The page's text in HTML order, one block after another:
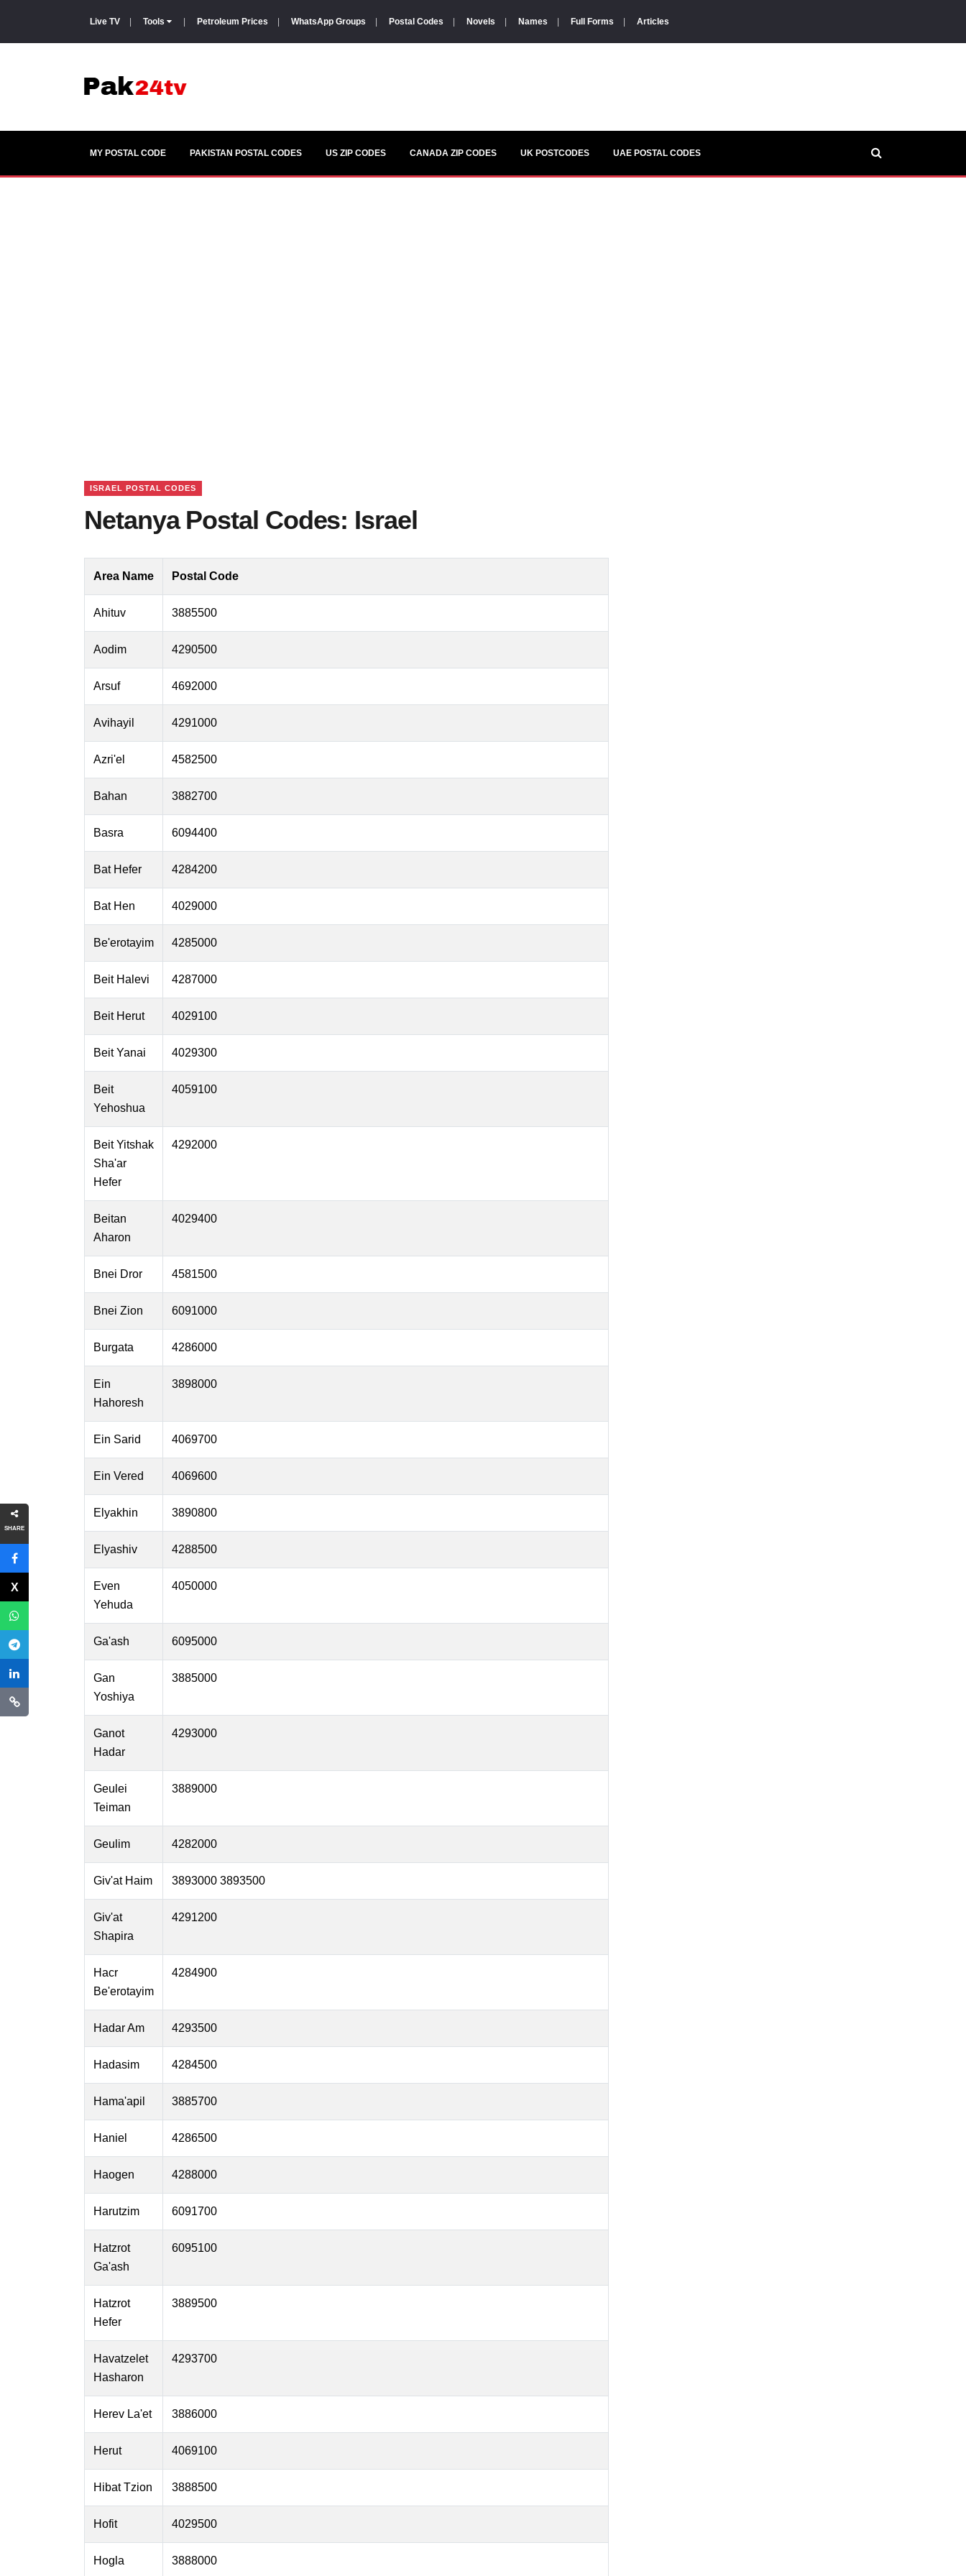
Live TV Tools Petroleum Prices WhatsApp Groups Postal Codes Novels Names Full Forms Articles
SHARE
MY POSTAL CODE PAKISTAN POSTAL CODES US ZIP CODES CANADA ZIP CODES UK POSTCODES UAE POSTAL CODES
ISRAEL POSTAL CODES
Netanya Postal Codes: Israel
Area Name Postal Code
Ahituv 3885500
Aodim 4290500
Arsuf 4692000
Avihayil 4291000
Azri'el 4582500
Bahan 3882700
Basra 6094400
Bat Hefer 4284200
Bat Hen 4029000
Be'erotayim 4285000
Beit Halevi 4287000
Beit Herut 4029100
Beit Yanai 4029300
Beit
Yehoshua
4059100
Beit Yitshak
Sha'ar
Hefer
4292000
Beitan
Aharon
4029400
Bnei Dror 4581500
Bnei Zion 6091000
Burgata 4286000
Ein
Hahoresh
3898000
Ein Sarid 4069700
Ein Vered 4069600
Elyakhin 3890800
Elyashiv 4288500
Even
Yehuda
4050000
Ga'ash 6095000
Gan
Yoshiya
3885000
Ganot
Hadar
4293000
Geulei
Teiman
3889000
Geulim 4282000
Giv'at Haim 3893000 3893500
Giv'at
Shapira
4291200
Hacr
Be'erotayim
4284900
Hadar Am 4293500
Hadasim 4284500
Hama'apil 3885700
Haniel 4286500
Haogen 4288000
Harutzim 6091700
Hatzrot
Ga'ash
6095100
Hatzrot
Hefer
3889500
Havatzelet
Hasharon
4293700
Herev La'et 3886000
Herut 4069100
Hibat Tzion 3888500
Hofit 4029500
Hogla 3888000